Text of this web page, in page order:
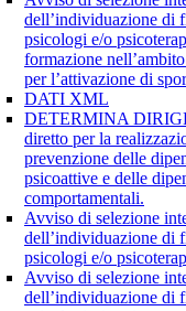
dell’individuazione di
psicologi e/o
formazione
per l’attivazione di
DATI XML
DETERMINA
diretto per la
prevenzione delle
psicoattive e delle
comportamentali.
Avviso di selezione
dell’individuazione di
psicologi e/o
Avviso di selezione
dell’individuazione di